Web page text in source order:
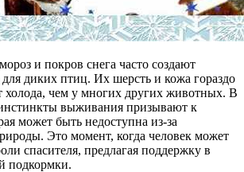
и покров снега часто создают
диких птиц. Их шерсть и кожа гораздо
чем у многих других животных. В
выживания призывают к
может быть недоступна из-за
Это момент, когда человек может
спасителя, предлагая поддержку в
подкормки.